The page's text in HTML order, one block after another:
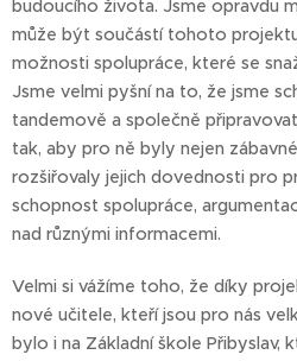
budoucího života. Jsme opravdu
může být součástí tohoto
možnosti spolupráce, které se
Jsme velmi pyšní na to, že jsme
tandemově a společně
tak, aby pro ně byly nejen
rozšiřovaly jejich dovednosti pro
schopnost spolupráce,
nad různými informacemi.
Velmi si vážíme toho, že díky
nové učitele, kteří jsou pro nás
bylo i na Základní škole Přibyslav,